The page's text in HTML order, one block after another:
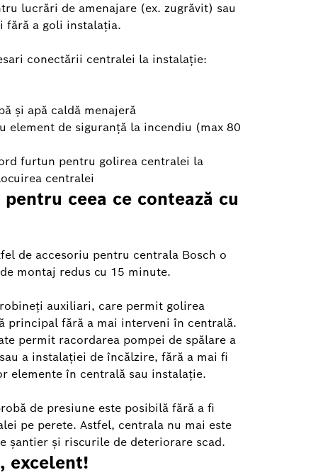
lucrări de amenajare (ex. zugrăvit) sau
fără a goli instalația.
conectării centralei la instalație:
și apă caldă menajeră
element de siguranță la incendiu (max 80
furtun pentru golirea centralei la
centralei
ceea ce contează cu
de accesoriu pentru centrala Bosch o
montaj redus cu 15 minute.
auxiliari, care permit golirea
principal fără a mai interveni în centrală.
permit racordarea pompei de spălare a
a instalației de încălzire, fără a mai fi
elemente în centrală sau instalație.
de presiune este posibilă fără a fi
pe perete. Astfel, centrala nu mai este
șantier și riscurile de deteriorare scad.
excelent!